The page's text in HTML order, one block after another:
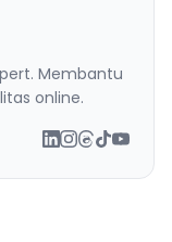
Membantu
online.